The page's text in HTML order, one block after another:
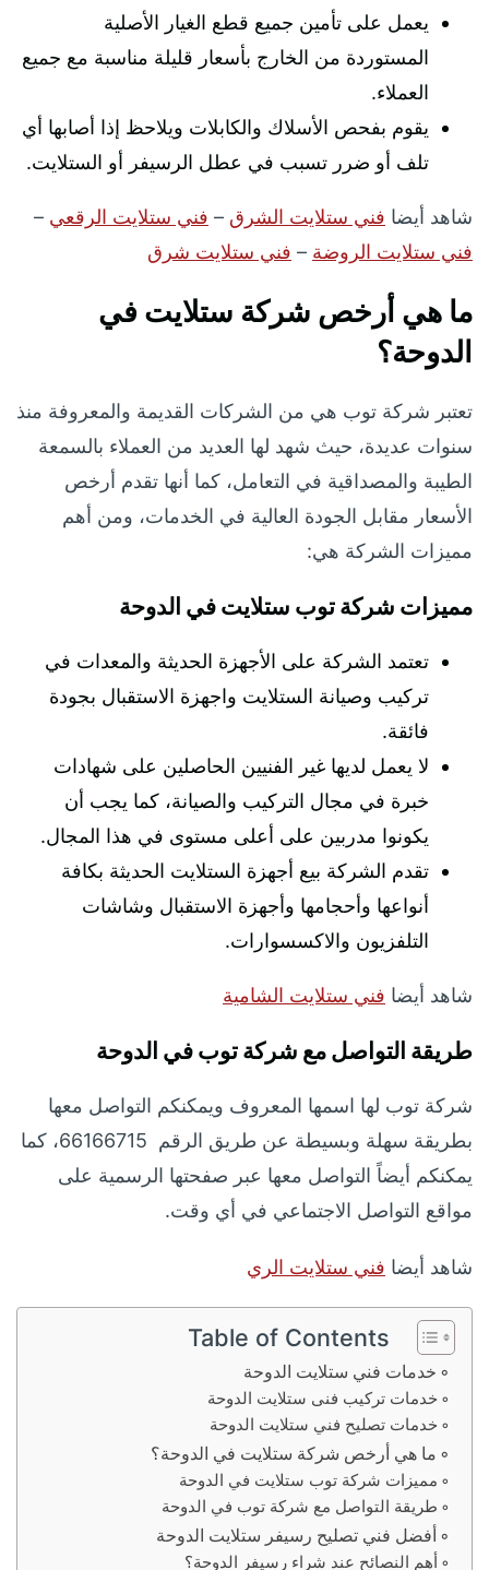
يعمل على تأمين جميع قطع الغيار الأصلية
المستوردة من الخارج بأسعار قليلة مناسبة مع جميع
العملاء.
يقوم بفحص الأسلاك والكابلات ويلاحظ إذا أصابها أي
تلف أو ضرر تسبب في عطل الرسيفر أو الستلايت.
شاهد أيضا فني ستلايت الشرق – فني ستلايت الرقعي –
فني ستلايت الروضة – فني ستلايت شرق
ما هي أرخص شركة ستلايت في
الدوحة؟
تعتبر شركة توب هي من الشركات القديمة والمعروفة منذ
سنوات عديدة، حيث شهد لها العديد من العملاء بالسمعة
الطيبة والمصداقية في التعامل، كما أنها تقدم أرخص
الأسعار مقابل الجودة العالية في الخدمات، ومن أهم
مميزات الشركة هي:
مميزات شركة توب ستلايت في الدوحة
تعتمد الشركة على الأجهزة الحديثة والمعدات في
تركيب وصيانة الستلايت واجهزة الاستقبال بجودة
فائقة.
لا يعمل لديها غير الفنيين الحاصلين على شهادات
خبرة في مجال التركيب والصيانة، كما يجب أن
يكونوا مدربين على أعلى مستوى في هذا المجال.
تقدم الشركة بيع أجهزة الستلايت الحديثة بكافة
أنواعها وأحجامها وأجهزة الاستقبال وشاشات
التلفزيون والاكسسوارات.
شاهد أيضا فني ستلايت الشامية
طريقة التواصل مع شركة توب في الدوحة
شركة توب لها اسمها المعروف ويمكنكم التواصل معها
بطريقة سهلة وبسيطة عن طريق الرقم 66166715، كما
يمكنكم أيضاً التواصل معها عبر صفحتها الرسمية على
مواقع التواصل الاجتماعي في أي وقت.
شاهد أيضا فني ستلايت الري
Table of Contents
خدمات فني ستلايت الدوحة
خدمات تركيب فنى ستلايت الدوحة
خدمات تصليح فني ستلايت الدوحة
ما هي أرخص شركة ستلايت في الدوحة؟
مميزات شركة توب ستلايت في الدوحة
طريقة التواصل مع شركة توب في الدوحة
أفضل فني تصليح رسيفر ستلايت الدوحة
أهم النصائح عند شراء رسيفر الدوحة؟